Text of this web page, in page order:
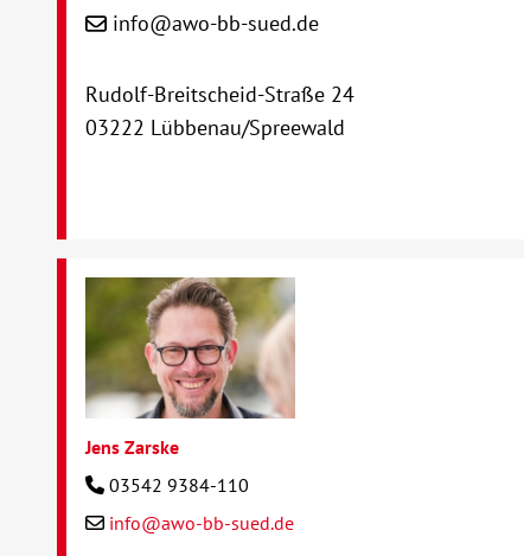
info@awo-bb-sued.de
Rudolf-Breitscheid-Straße 24
03222 Lübbenau/Spreewald
Jens Zarske
03542 9384-110
info@awo-bb-sued.de